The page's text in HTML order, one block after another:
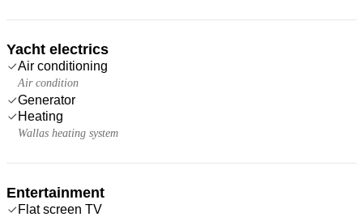
Yacht electrics
Air conditioning
Air condition
Generator
Heating
Wallas heating system
Entertainment
Flat screen TV